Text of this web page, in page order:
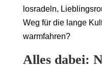
losradeln,
Weg für die lange
warmfahren?
Alles dabei: